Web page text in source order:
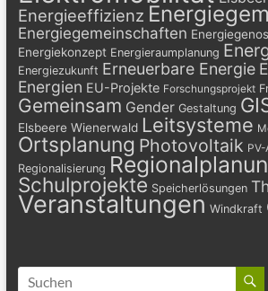
Energieeffizienz
Energiegemeinschaften
Energiekonzept Energieraumplanung
Energiezukunft Erneuerbare Energie
Energien EU-Projekte Forschungsprojekt
Gemeinsam Gender Gestaltung
Elsbeere Wienerwald Leitsysteme
Ortsplanung Photovoltaik
Regionalisierung
Schulprojekte Speicherlösungen
Veranstaltungen Windkraft